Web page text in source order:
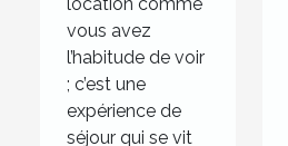
location comme
vous avez
l’habitude de voir
; c’est une
expérience de
séjour qui se vit